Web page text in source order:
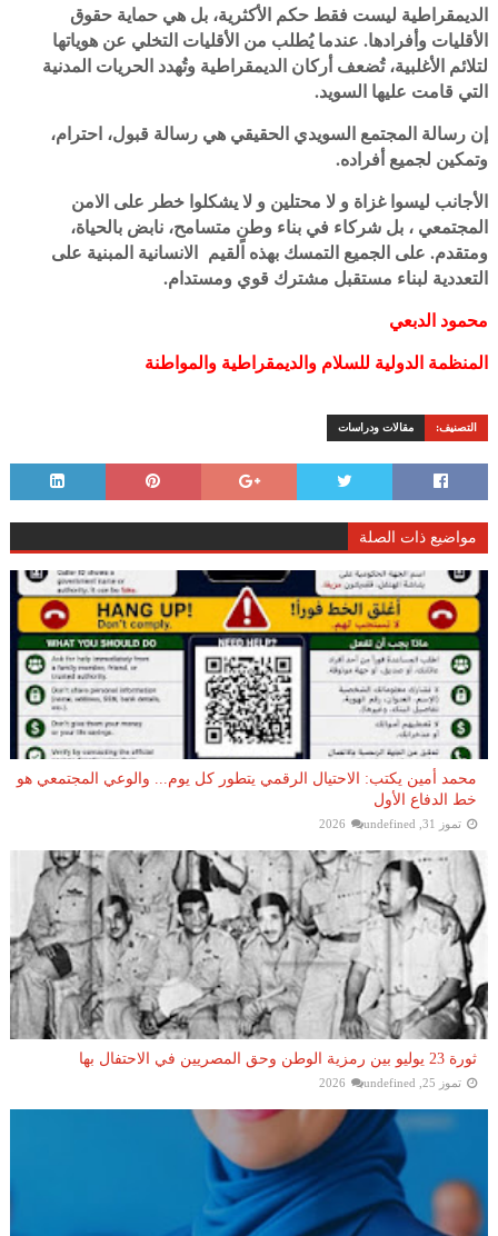
‎الديمقراطية ليست فقط حكم الأكثرية، بل هي حماية حقوق
الأقليات وأفرادها. عندما يُطلب من الأقليات التخلي عن هوياتها
لتلائم الأغلبية، تُضعف أركان الديمقراطية وتُهدد الحريات المدنية
التي قامت عليها السويد.
‎إن رسالة المجتمع السويدي الحقيقي هي رسالة قبول، احترام،
وتمكين لجميع أفراده.
الأجانب ليسوا غزاة و لا محتلين و لا يشكلوا خطر على الامن
المجتمعي ، بل شركاء في بناء وطنٍ متسامح، نابض بالحياة،
ومتقدم. على الجميع التمسك بهذه القيم الانسانية المبنية على
التعددية لبناء مستقبل مشترك قوي ومستدام.
محمود الدبعي
المنظمة الدولية للسلام والديمقراطية والمواطنة
التصنيف: مقالات ودراسات
مواضيع ذات الصلة
محمد أمين يكتب: الاحتيال الرقمي يتطور كل يوم... والوعي المجتمعي هو
خط الدفاع الأول
تموز 31, 2026 undefined
ثورة 23 يوليو بين رمزية الوطن وحق المصريين في الاحتفال بها
تموز 25, 2026 undefined